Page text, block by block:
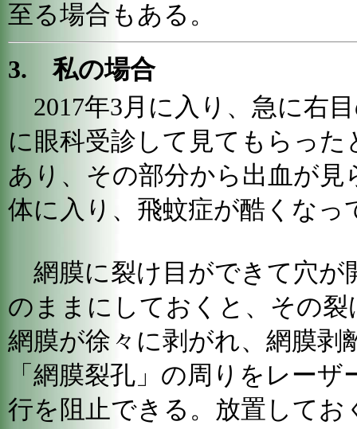
至る場合もある。
3. 私の場合
2017年3月に入り、急に右
に眼科受診して見てもらっ
あり、その部分から出血が
体に入り、飛蚊症が酷くなっ
網膜に裂け目ができて穴が
のままにしておくと、その
網膜が徐々に剥がれ、網膜剥
「網膜裂孔」の周りをレー
行を阻止できる。放置して